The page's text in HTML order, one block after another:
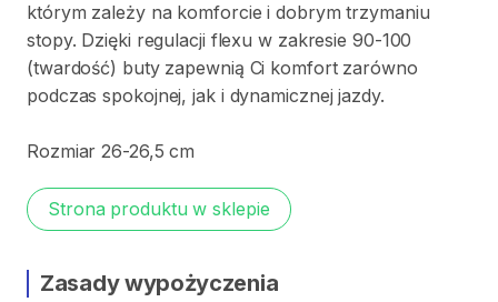
którym zależy na komforcie i dobrym trzymaniu
stopy. Dzięki regulacji flexu w zakresie 90-100
(twardość) buty zapewnią Ci komfort zarówno
podczas spokojnej​,​ jak i dynamicznej jazdy.
Rozmiar 26-26​,​5 cm
Strona produktu w sklepie
Zasady wypożyczenia